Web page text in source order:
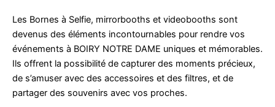
Les Bornes à Selfie, mirrorbooths et videobooths sont
devenus des éléments incontournables pour rendre vos
événements à BOIRY NOTRE DAME uniques et mémorables.
Ils offrent la possibilité de capturer des moments précieux,
de s’amuser avec des accessoires et des filtres, et de
partager des souvenirs avec vos proches.